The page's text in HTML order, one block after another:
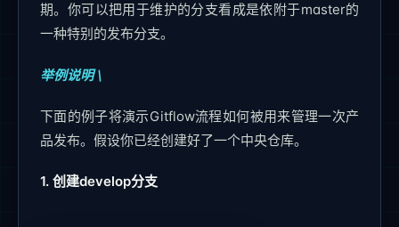
期。你可以把用于维护的分支看成是依附于master的
一种特别的发布分支。
举例说明 \
下面的例子将演示Gitflow流程如何被用来管理一次产
品发布。假设你已经创建好了一个中央仓库。
1. 创建develop分支